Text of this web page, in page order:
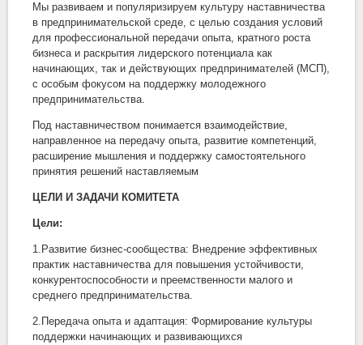
Мы развиваем и популяризируем культуру наставничества
в предпринимательской среде, с целью создания условий
для профессиональной передачи опыта, кратного роста
бизнеса и раскрытия лидерского потенциала как
начинающих, так и действующих предпринимателей (МСП),
с особым фокусом на поддержку молодежного
предпринимательства.
Под наставничеством понимается взаимодействие,
направленное на передачу опыта, развитие компетенций,
расширение мышления и поддержку самостоятельного
принятия решений наставляемым
ЦЕЛИ И ЗАДАЧИ КОМИТЕТА
Цели:
1.Развитие бизнес-сообщества: Внедрение эффективных
практик наставничества для повышения устойчивости,
конкурентоспособности и преемственности малого и
среднего предпринимательства.
2.Передача опыта и адаптация: Формирование культуры
поддержки начинающих и развивающихся